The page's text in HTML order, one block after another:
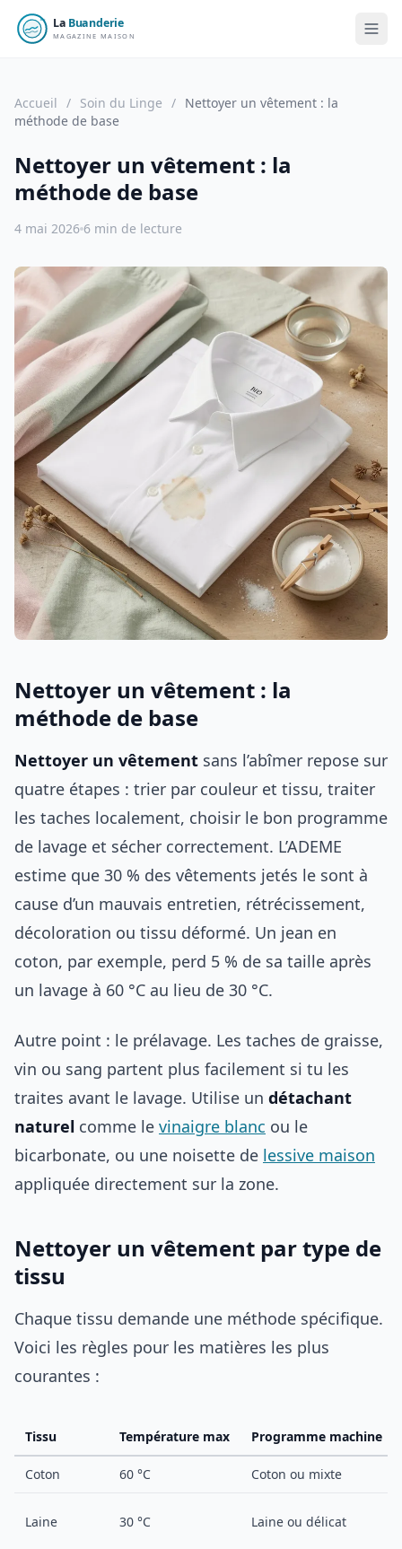
Accueil / Soin du Linge / Nettoyer un vêtement : la
méthode de base
Nettoyer un vêtement : la
méthode de base
4 mai 2026 6 min de lecture
Nettoyer un vêtement : la
méthode de base
Nettoyer un vêtement sans l’abîmer repose sur
quatre étapes : trier par couleur et tissu, traiter
les taches localement, choisir le bon programme
de lavage et sécher correctement. L’ADEME
estime que 30 % des vêtements jetés le sont à
cause d’un mauvais entretien, rétrécissement,
décoloration ou tissu déformé. Un jean en
coton, par exemple, perd 5 % de sa taille après
un lavage à 60 °C au lieu de 30 °C.
Autre point : le prélavage. Les taches de graisse,
vin ou sang partent plus facilement si tu les
traites avant le lavage. Utilise un détachant
naturel comme le vinaigre blanc ou le
bicarbonate, ou une noisette de lessive maison
appliquée directement sur la zone.
Nettoyer un vêtement par type de
tissu
Chaque tissu demande une méthode spécifique.
Voici les règles pour les matières les plus
courantes :
Tissu Température max Programme machine
Coton 60 °C Coton ou mixte
Laine 30 °C Laine ou délicat